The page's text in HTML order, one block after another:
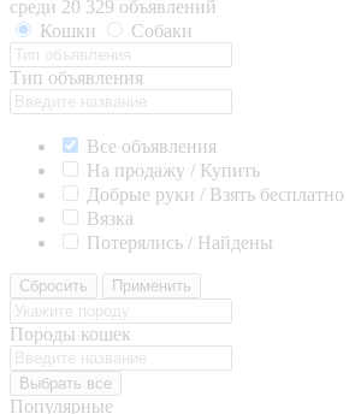
среди 20 329 объявлений
Кошки
Собаки
Тип объявления
Все объявления
На продажу / Купить
Добрые руки / Взять бесплатно
Вязка
Потерялись / Найдены
Сбросить Применить
Породы кошек
Выбрать все
Популярные